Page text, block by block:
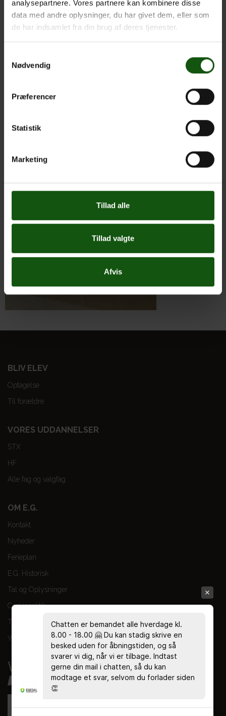
analysepartnere. Vores partnere kan kombinere disse
data med andre oplysninger, du har givet dem, eller som
de har indsamlet fra din brug af deres tjenester.
Nødvendig
Præferencer
Statistik
Marketing
Tillad alle
Tillad valgte
Afvis
BLIV ELEV
Optagelse
Til forældre
VORES UDDANNELSER
STX
HF
Alle fag og valgfag
OM E.G.
Kontakt
Nyheder
Ferieplan
E.G. Historisk
Tal og Oplysninger
Cookiepolitik
Tilgængelighedserklæring
Whistleblowerservice
Chatten er bemandet alle hverdage kl.
8.00 - 18.00 🤗 Du kan stadig skrive en
besked uden for åbningstiden, og så
svarer vi dig, når vi er tilbage. Indtast
gerne din mail i chatten, så du kan
modtage et svar, selvom du forlader siden
👏